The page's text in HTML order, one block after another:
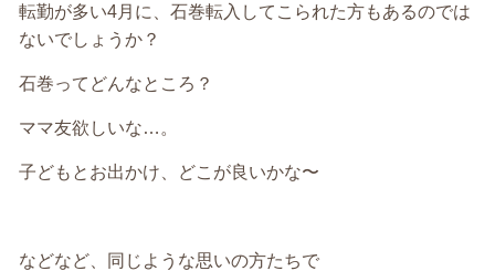
転勤が多い4月に、石巻転入してこられた方もあるのでは
ないでしょうか？
石巻ってどんなところ？
ママ友欲しいな…。
子どもとお出かけ、どこが良いかな〜
などなど、同じような思いの方たちで